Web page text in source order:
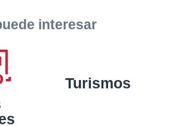
interesar
Turismos